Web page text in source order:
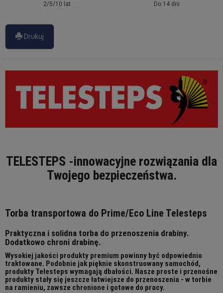
2/5/10 lat Do 14 dni
Drukuj
TELESTEPS -innowacyjne rozwiązania dla
Twojego bezpieczeństwa.
Torba transportowa do Prime/Eco Line Telesteps
Praktyczna i solidna torba do przenoszenia drabiny.
Dodatkowo chroni drabinę.
Wysokiej jakości produkty premium powinny być odpowiednio
traktowane. Podobnie jak pięknie skonstruowany samochód,
produkty Telesteps wymagają dbałości. Nasze proste i przenośne
produkty stały się jeszcze łatwiejsze do przenoszenia - w torbie
na ramieniu, zawsze chronione i gotowe do pracy.